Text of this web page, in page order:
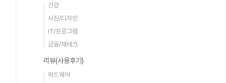
건강
사진/디자인
IT/프로그램
금융/재테크
리뷰(사용후기)
하드웨어